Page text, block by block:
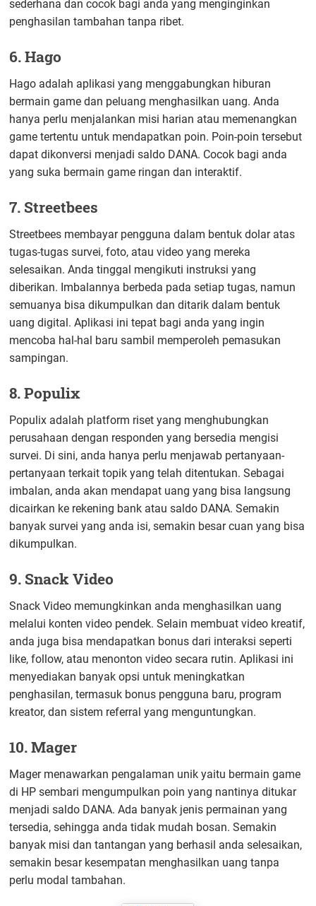
sederhana dan cocok bagi anda yang menginginkan
penghasilan tambahan tanpa ribet.
6. Hago
Hago adalah aplikasi yang menggabungkan hiburan
bermain game dan peluang menghasilkan uang. Anda
hanya perlu menjalankan misi harian atau memenangkan
game tertentu untuk mendapatkan poin. Poin-poin tersebut
dapat dikonversi menjadi saldo DANA. Cocok bagi anda
yang suka bermain game ringan dan interaktif.
7. Streetbees
Streetbees membayar pengguna dalam bentuk dolar atas
tugas-tugas survei, foto, atau video yang mereka
selesaikan. Anda tinggal mengikuti instruksi yang
diberikan. Imbalannya berbeda pada setiap tugas, namun
semuanya bisa dikumpulkan dan ditarik dalam bentuk
uang digital. Aplikasi ini tepat bagi anda yang ingin
mencoba hal-hal baru sambil memperoleh pemasukan
sampingan.
8. Populix
Populix adalah platform riset yang menghubungkan
perusahaan dengan responden yang bersedia mengisi
survei. Di sini, anda hanya perlu menjawab pertanyaan-
pertanyaan terkait topik yang telah ditentukan. Sebagai
imbalan, anda akan mendapat uang yang bisa langsung
dicairkan ke rekening bank atau saldo DANA. Semakin
banyak survei yang anda isi, semakin besar cuan yang bisa
dikumpulkan.
9. Snack Video
Snack Video memungkinkan anda menghasilkan uang
melalui konten video pendek. Selain membuat video kreatif,
anda juga bisa mendapatkan bonus dari interaksi seperti
like, follow, atau menonton video secara rutin. Aplikasi ini
menyediakan banyak opsi untuk meningkatkan
penghasilan, termasuk bonus pengguna baru, program
kreator, dan sistem referral yang menguntungkan.
10. Mager
Mager menawarkan pengalaman unik yaitu bermain game
di HP sembari mengumpulkan poin yang nantinya ditukar
menjadi saldo DANA. Ada banyak jenis permainan yang
tersedia, sehingga anda tidak mudah bosan. Semakin
banyak misi dan tantangan yang berhasil anda selesaikan,
semakin besar kesempatan menghasilkan uang tanpa
perlu modal tambahan.